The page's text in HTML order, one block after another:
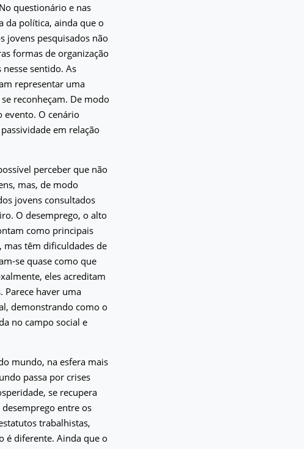
questionário e nas
da política, ainda que o
jovens pesquisados não
formas de organização
sentido. As
representar uma
reconheçam. De modo
evento. O cenário
em relação
perceber que não
mas, de modo
jovens consultados
O desemprego, o alto
como principais
mas têm dificuldades de
se quase como que
eles acreditam
Parece haver uma
demonstrando como o
no campo social e
mundo, na esfera mais
passa por crises
se recupera
entre os
trabalhistas,
é diferente. Ainda que o